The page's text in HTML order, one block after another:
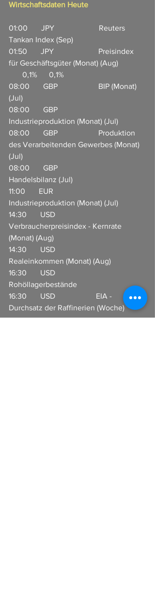
Wirtschaftsdaten Heute
01:00       JPY                       Reuters
Tankan Index (Sep)
01:50       JPY                       Preisindex
für Geschäftsgüter (Monat) (Aug)
       0,1%      0,1%
08:00       GBP                     BIP (Monat)
(Jul)
08:00       GBP
Industrieproduktion (Monat) (Jul)
08:00       GBP                     Produktion
des Verarbeitenden Gewerbes (Monat)
(Jul)
08:00       GBP
Handelsbilanz (Jul)
11:00       EUR
Industrieproduktion (Monat) (Jul)
14:30       USD
Verbraucherpreisindex - Kernrate
(Monat) (Aug)
14:30       USD
Realeinkommen (Monat) (Aug)
16:30       USD
Rohöllagerbestände
16:30       USD                     EIA -
Durchsatz der Raffinerien (Woche)